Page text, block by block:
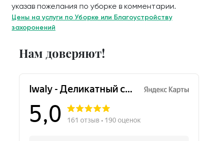
указав пожелания по уборке в комментарии.
Цены на услуги по Уборке или Благоустройству
захоронений
Нам доверяют!